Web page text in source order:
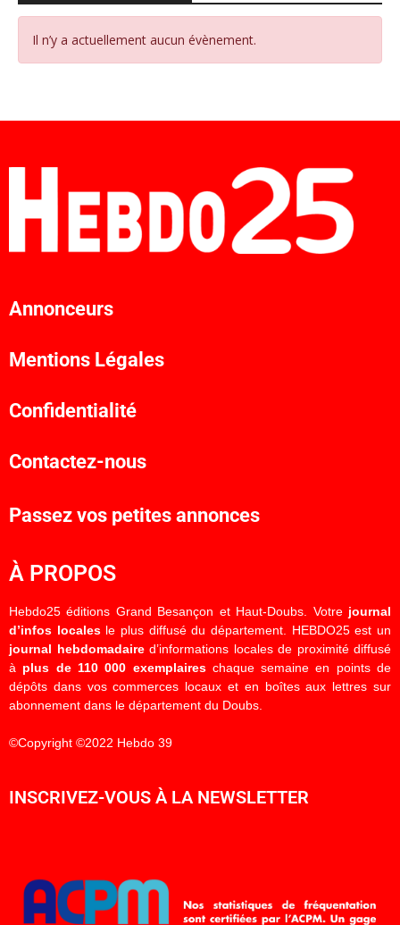
Il n’y a actuellement aucun évènement.
Annonceurs
Mentions Légales
Confidentialité
Contactez-nous
Passez vos petites annonces
À PROPOS
Hebdo25 éditions Grand Besançon et Haut-Doubs. Votre journal
d’infos localesle plus diffusé du département. HEBDO25 est un
journal hebdomadaired’informations locales de proximité diffusé
à plus de 110 000 exemplaireschaque semaine en points de
dépôts dans vos commerces locaux et en boîtes aux lettres sur
abonnement dans le département du Doubs.
©Copyright ©2022 Hebdo 39
INSCRIVEZ-VOUS À LA NEWSLETTER